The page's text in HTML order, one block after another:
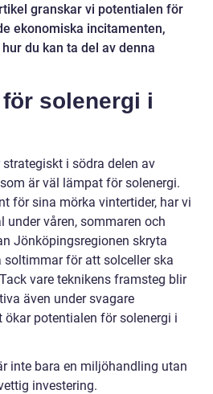
granskar vi potentialen för
ekonomiska incitamenten,
du kan ta del av denna
solenergi i
i södra delen av
är väl lämpat för solenergi.
för sina mörka vintertider, har vi
våren, sommaren och
Jönköpingsregionen skryta
för att solceller ska
vare teknikens framsteg blir
även under svagare
potentialen för solenergi i
inte bara en miljöhandling utan
investering.